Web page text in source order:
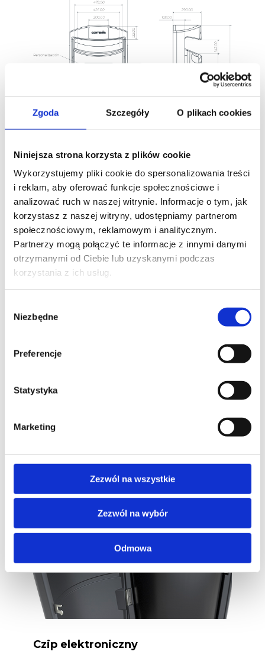
Zgoda Szczegóły O plikach cookies
Niniejsza strona korzysta z plików cookie
Wykorzystujemy pliki cookie do spersonalizowania treści
i reklam, aby oferować funkcje społecznościowe i
analizować ruch w naszej witrynie. Informacje o tym, jak
korzystasz z naszej witryny, udostępniamy partnerom
społecznościowym, reklamowym i analitycznym.
Partnerzy mogą połączyć te informacje z innymi danymi
otrzymanymi od Ciebie lub uzyskanymi podczas
korzystania z ich usług.
zgody
Niezbędne
Preferencje
Statystyka
Marketing
Zezwól na wszystkie
Zezwól na wybór
Odmowa
Pobierz rysunek techniczny
Akcesoria
Popielniczka
każdego modelu. Umieszczona na środku pokrywy
kosza na odpady, umożliwia zgaszenie
niedopałków i ich wpadnięcie do kosza na odpady.
Czip elektroniczny